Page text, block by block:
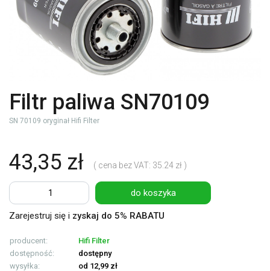
Filtr paliwa SN70109
SN 70109 oryginał Hifi Filter
43,35 zł ( cena bez VAT: 35.24 zł )
do koszyka
Zarejestruj się i zyskaj do 5% RABATU
producent:
Hifi Filter
dostępność:
dostępny
wysyłka:
od 12,99 zł